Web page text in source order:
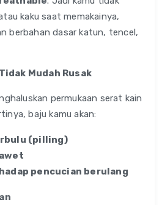
kaku saat memakainya,
berbahan dasar katun, tencel,
Mudah Rusak
permukaan serat kain
baju kamu akan:
(pilling)
pencucian berulang